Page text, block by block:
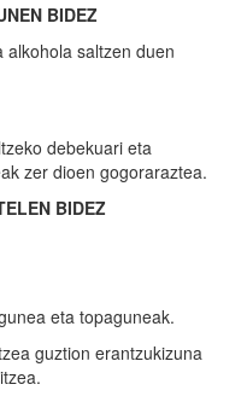
BIDEZ
alkohola saltzen duen
debekuari eta
zer dioen gogoraraztea.
BIDEZ
eta topaguneak.
guztion erantzukizuna